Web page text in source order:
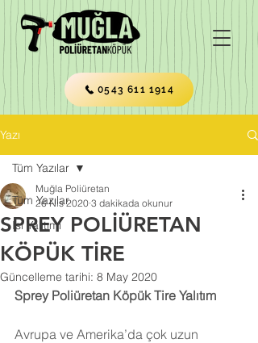
0543 611 1914
Yazı
Tüm Yazılar
Isı Yalıtımı
Tüm Yazılar
SPREY POLİÜRETAN
KÖPÜK TİRE
Muğla Poliüretan
26 Nis 2020 3 dakikada okunur
Güncelleme tarihi: 8 May 2020
Sprey Poliüretan Köpük Tire Yalıtım
Avrupa ve Amerika’da çok uzun